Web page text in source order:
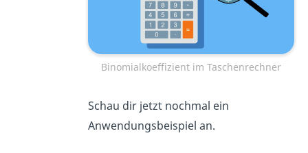
Binomialkoeffizient im Taschenrechner
Schau dir jetzt nochmal ein
Anwendungsbeispiel an.